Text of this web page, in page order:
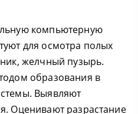
компьютерную
для осмотра полых
желчный пузырь.
образования в
Выявляют
Оценивают разрастание